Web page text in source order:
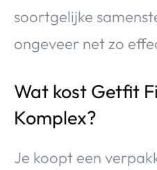
soortgelijke
ongeveer net zo
Wat kost Getfit
Komplex?
Je koopt een